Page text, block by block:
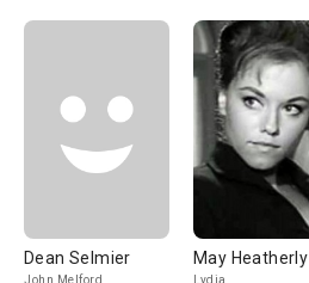
Dean Selmier
John Melford
May Heatherly
Lydia